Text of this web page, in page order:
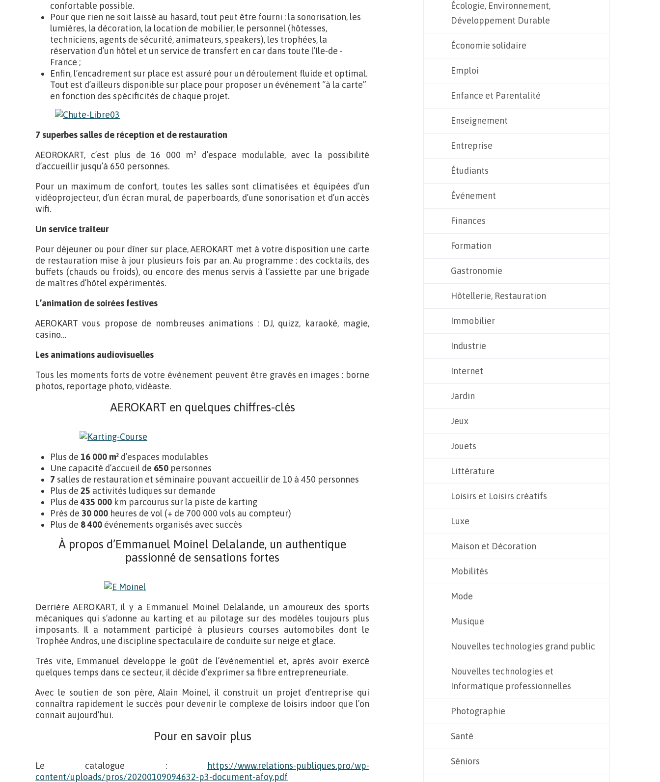
confortable possible.
Pour que rien ne soit laissé au hasard, tout peut être fourni : la sonorisation, les
lumières, la décoration, la location de mobilier, le personnel (hôtesses,
techniciens, agents de sécurité, animateurs, speakers), les trophées, la
réservation d’un hôtel et un service de transfert en car dans toute l’Ile-de -
France ;
Enfin, l’encadrement sur place est assuré pour un déroulement fluide et optimal.
Tout est d’ailleurs disponible sur place pour proposer un événement “à la carte”
en fonction des spécificités de chaque projet.
7 superbes salles de réception et de restauration
AEOROKART, c’est plus de 16 000 m² d’espace modulable, avec la possibilité
d’accueillir jusqu’à 650 personnes.
Pour un maximum de confort, toutes les salles sont climatisées et équipées d’un
vidéoprojecteur, d’un écran mural, de paperboards, d’une sonorisation et d’un accès
wifi.
Un service traiteur
Pour déjeuner ou pour dîner sur place, AEROKART met à votre disposition une carte
de restauration mise à jour plusieurs fois par an. Au programme : des cocktails, des
buffets (chauds ou froids), ou encore des menus servis à l’assiette par une brigade
de maîtres d’hôtel expérimentés.
L’animation de soirées festives
AEROKART vous propose de nombreuses animations : DJ, quizz, karaoké, magie,
casino…
Les animations audiovisuelles
Tous les moments forts de votre événement peuvent être gravés en images : borne
photos, reportage photo, vidéaste.
AEROKART en quelques chiffres-clés
Plus de 16 000 m² d’espaces modulables
Une capacité d’accueil de 650 personnes
7 salles de restauration et séminaire pouvant accueillir de 10 à 450 personnes
Plus de 25 activités ludiques sur demande
Plus de435 000 km parcourus sur la piste de karting
Près de 30 000 heures de vol (+ de 700 000 vols au compteur)
Plus de 8 400 événements organisés avec succès
À propos d’Emmanuel Moinel Delalande, un authentique
passionné de sensations fortes
Derrière AEROKART, il y a Emmanuel Moinel Delalande, un amoureux des sports
mécaniques qui s’adonne au karting et au pilotage sur des modèles toujours plus
imposants. Il a notamment participé à plusieurs courses automobiles dont le
Trophée Andros, une discipline spectaculaire de conduite sur neige et glace.
Très vite, Emmanuel développe le goût de l’événementiel et, après avoir exercé
quelques temps dans ce secteur, il décide d’exprimer sa fibre entrepreneuriale.
Avec le soutien de son père, Alain Moinel, il construit un projet d’entreprise qui
connaîtra rapidement le succès pour devenir le complexe de loisirs indoor que l’on
connait aujourd’hui.
Pour en savoir plus
Le catalogue :
https://www.relations-publiques.pro/wp-
content/uploads/pros/20200109094632-p3-document-afoy.pdf
Écologie, Environnement,
Développement Durable
Économie solidaire
Emploi
Enfance et Parentalité
Enseignement
Entreprise
Étudiants
Événement
Finances
Formation
Gastronomie
Hôtellerie, Restauration
Immobilier
Industrie
Internet
Jardin
Jeux
Jouets
Littérature
Loisirs et Loisirs créatifs
Luxe
Maison et Décoration
Mobilités
Mode
Musique
Nouvelles technologies grand public
Nouvelles technologies et
Informatique professionnelles
Photographie
Santé
Séniors